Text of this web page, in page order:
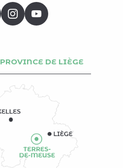
PROVINCE DE LIÈGE